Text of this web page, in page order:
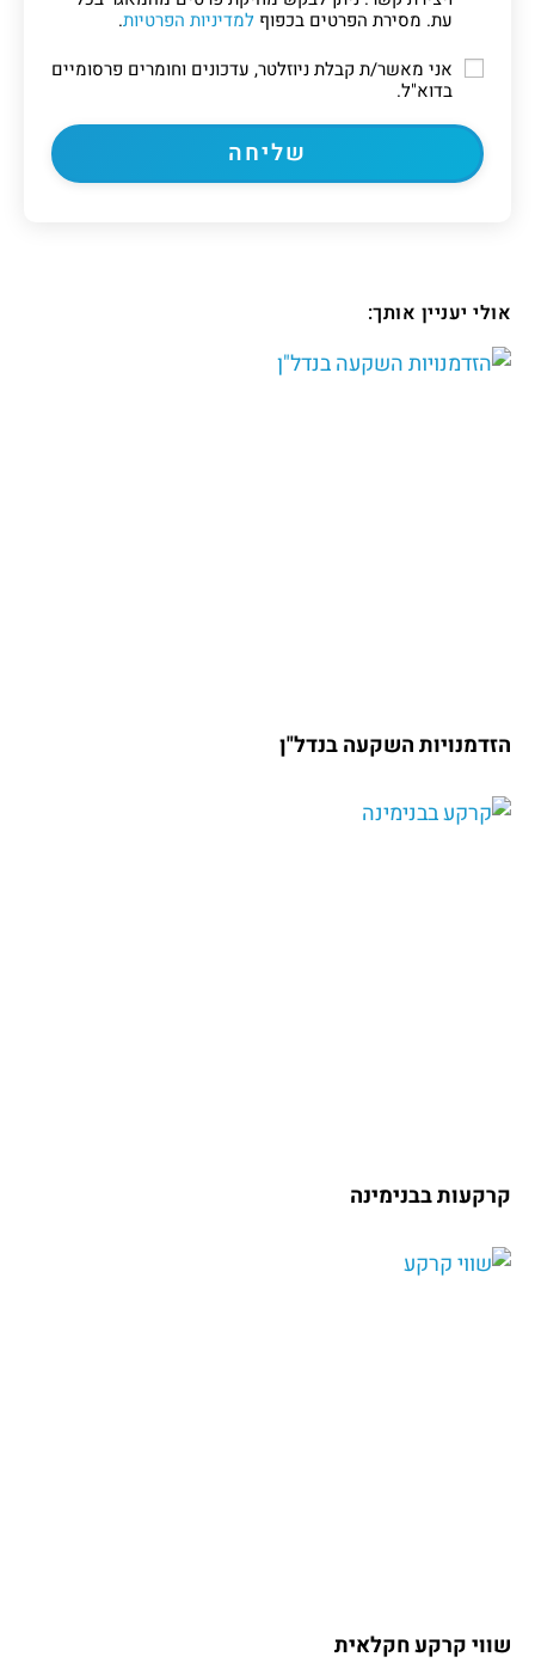
עת. מסירת הפרטים בכפוף למדיניות הפרטיות.
אני מאשר/ת קבלת ניוזלטר, עדכונים וחומרים פרסומיים
בדוא"ל.
אולי יעניין אותך:
הזדמנויות השקעה בנדל"ן
קרקעות בבנימינה
שווי קרקע חקלאית